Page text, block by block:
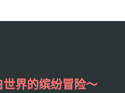
界的缤纷冒险～